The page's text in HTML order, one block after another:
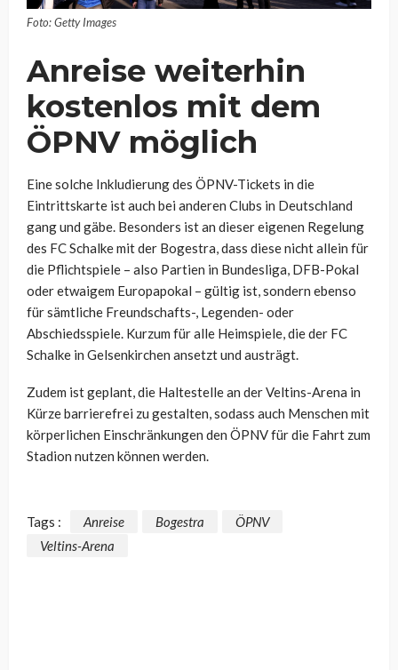
Foto: Getty Images
Anreise weiterhin
kostenlos mit dem
ÖPNV möglich
Eine solche Inkludierung des ÖPNV-Tickets in die
Eintrittskarte ist auch bei anderen Clubs in Deutschland
gang und gäbe. Besonders ist an dieser eigenen Regelung
des FC Schalke mit der Bogestra, dass diese nicht allein für
die Pflichtspiele – also Partien in Bundesliga, DFB-Pokal
oder etwaigem Europapokal – gültig ist, sondern ebenso
für sämtliche Freundschafts-, Legenden- oder
Abschiedsspiele. Kurzum für alle Heimspiele, die der FC
Schalke in Gelsenkirchen ansetzt und austrägt.
Zudem ist geplant, die Haltestelle an der Veltins-Arena in
Kürze barrierefrei zu gestalten, sodass auch Menschen mit
körperlichen Einschränkungen den ÖPNV für die Fahrt zum
Stadion nutzen können werden.
Tags : Anreise Bogestra
ÖPNV
Veltins-Arena